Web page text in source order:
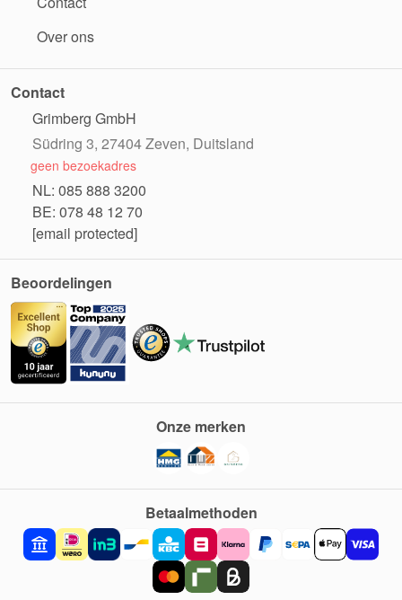
Over ons
Contact
Grimberg GmbH
Südring 3, 27404 Zeven, Duitsland
geen bezoekadres
NL: 085 888 3200
BE: 078 48 12 70
[email protected]
Beoordelingen
Betaalmethoden
Onze merken